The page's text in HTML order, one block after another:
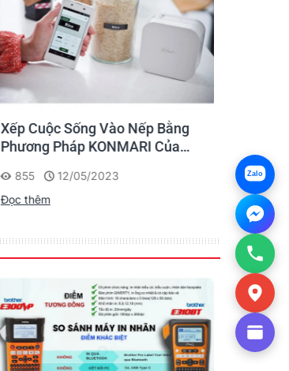
Xếp Cuộc Sống Vào Nếp Bằng
Phương Pháp KONMARI Của
855
12/05/2023
Đọc thêm
1175
Đọc thêm
Zalo